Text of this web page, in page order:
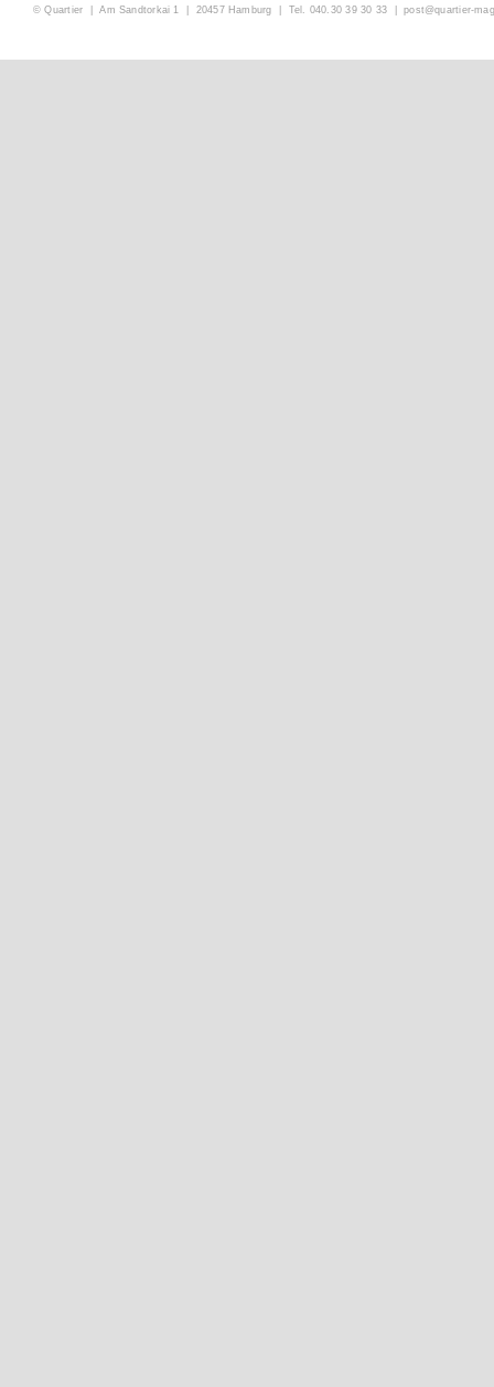
© Quartier | Am Sandtorkai 1 | 20457 Hamburg | Tel. 040.30 39 30 33 |post@quartier-